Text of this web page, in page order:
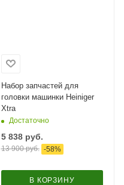
Набор запчастей для
головки машинки Heiniger
Xtra
Достаточно
5 838руб.
13 900руб. -58%
В КОРЗИНУ